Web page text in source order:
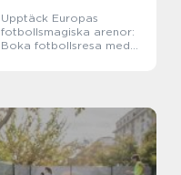
Upptäck Europas
fotbollsmagiska arenor:
Boka fotbollsresa med